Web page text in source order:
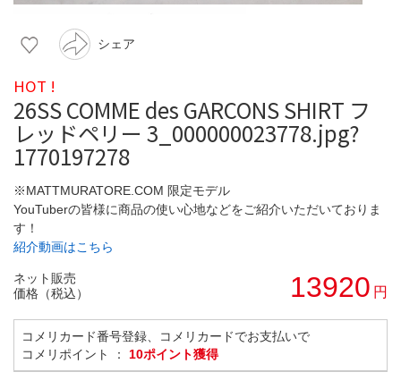
シェア
HOT !
26SS COMME des GARCONS SHIRT フ
レッドペリー 3_000000023778.jpg?
1770197278
※MATTMURATORE.COM 限定モデル
YouTuberの皆様に商品の使い心地などをご紹介いただいておりま
す！
紹介動画はこちら
ネット販売
価格（税込）
13920 円
コメリカード番号登録、コメリカードでお支払いで
コメリポイント ： 10ポイント獲得